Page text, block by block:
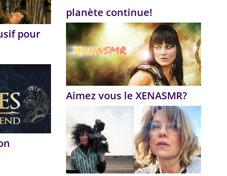
pour
planète continue!
Aimez vous le XENASMR?